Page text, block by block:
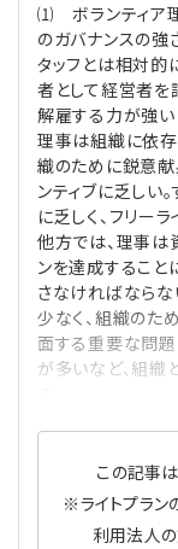
【連載】オピニ
【連載】会計相
【連載】公益法
【連載】公益法
【連載】公益法
【連載】シェア
【連載】シェア
【連載】実務と
【連載】事務局
【連載】テーマ
【連載】悩みと
【連載】労務管
【連載】AI活用
専門誌一覧
お問合せ
プライバシーポリ
⑴ ボランティア
のガバナンスの強
タッフとは相対的
者として経営者を
解雇する力が強い
理事は組織に依存
織のために鋭意献
ンティブに乏しい
に乏しく、フリー
他方では、理事は
ンを達成すること
さなければなら
少なく、組織のた
面する重要な問
が多いなど、組織
この記事
※ライトプラン
利用法人の